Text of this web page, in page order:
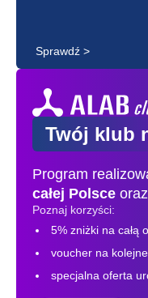
Sprawdź >
Twój klub
Program
całej Polsce
Poznaj korzyści:
5% zniżki na całą
voucher na
specjalna oferta